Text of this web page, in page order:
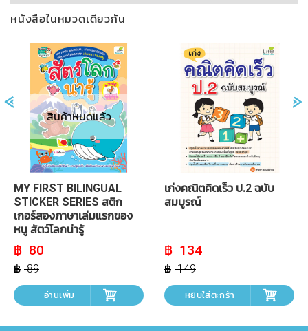
สินค้าหมดแล้ว
MY FIRST BILINGUAL
STICKER SERIES สติก
เกอร์สองภาษาเล่มแรกของ
หนู สัตว์โลกน่ารู้
89
Original
price
was:
฿ 89.
80
Current
price
is:
฿ 80.
อ่านเพิ่ม
เก่งคณิตคิดเร็ว ป.2 ฉบับ
สมบูรณ์
149
Original
price
was:
฿ 149.
134
Current
price
is:
฿ 134.
หยิบใส่ตะกร้า